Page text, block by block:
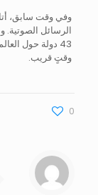
43 دولة حول
وقتٍ قريب.
0